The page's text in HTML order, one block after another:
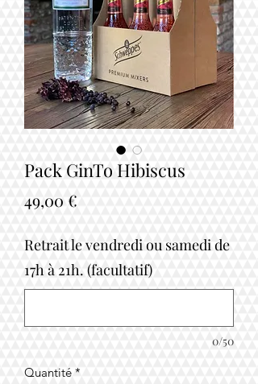
Pack GinTo Hibiscus
49,00 €
Retrait le vendredi ou samedi de
17h à 21h. (facultatif)
0/50
Quantité *